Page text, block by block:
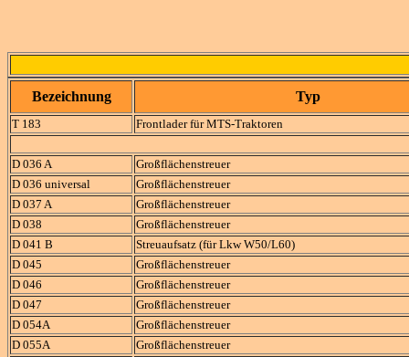
Bezeichnung Typ
T 183 Frontlader für MTS-Traktoren
D 036 A
Großflächenstreuer
D 036 universal
Großflächenstreuer
D 037 A
Großflächenstreuer
D 038
Großflächenstreuer
D 041 B
Streuaufsatz (für Lkw W50/L60)
D 045
Großflächenstreuer
D 046
Großflächenstreuer
D 047
Großflächenstreuer
D 054A
Großflächenstreuer
D 055A
Großflächenstreuer